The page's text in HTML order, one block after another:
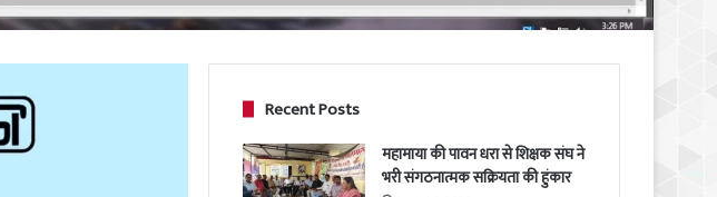
Recent Posts
महामाया की पावन धरा से शिक्षक संघ ने
भरी संगठनात्मक सक्रियता की हुंकार